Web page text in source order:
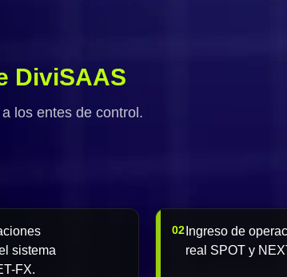
DiviSAAS
los entes de control.
sistema
FX.
02 Ingreso de
real SPOT y